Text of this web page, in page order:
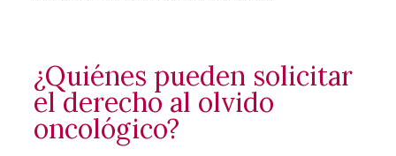
¿Quiénes pueden solicitar
el derecho al olvido
oncológico?